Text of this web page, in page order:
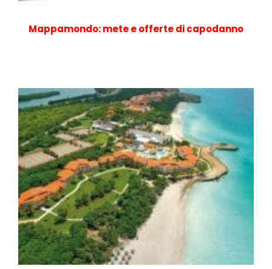
Mappamondo: mete e offerte di capodanno